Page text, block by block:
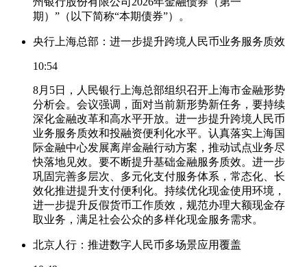
期）”（以下简称“本期债券”）。
央行上海总部：进一步提升跨境人民币业务服务质效
10:54
8月5日，人民银行上海总部组织召开上海市金融形势
分析会。会议强调，面对当前新形势新任务，要持续
深化金融改革和高水平开放。进一步提升跨境人民币
业务服务质效和投融资便利化水平。认真落实上海国
际金融中心发展离岸金融行动方案，推动试点业务尽
快落地见效。要不断提升基础金融服务质效。进一步
巩固完善多层次、多元化支付服务体系，常态化、长
效化推进提升支付便利化。持续优化现金使用环境，
进一步提升反假货币工作质效，规范办理大额现金存
取业务，满足社会公众的多样化现金服务需求。
北京人行：推进数字人民币多场景应用覆盖